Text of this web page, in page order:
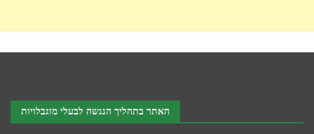
האתר בתהליך הנגשה לבעלי מוגבלויות